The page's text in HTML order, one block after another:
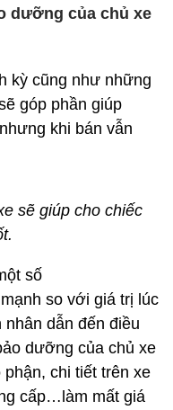
dưỡng của chủ xe
kỳ cũng như những
góp phần giúp
khi bán vẫn
sẽ giúp cho chiếc
số
so với giá trị lúc
dẫn đến điều
dưỡng của chủ xe
chi tiết trên xe
cấp…làm mất giá